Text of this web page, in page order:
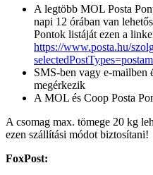
A legtöbb MOL Posta
napi 12 órában van
Pontok listáját ezen a
https://www.posta.hu/
SMS-ben vagy e-mailben
megérkezik
A MOL és Coop Posta
A csomag max. tömege 20 kg
ezen szállítási módot biztosítani!
FoxPost: